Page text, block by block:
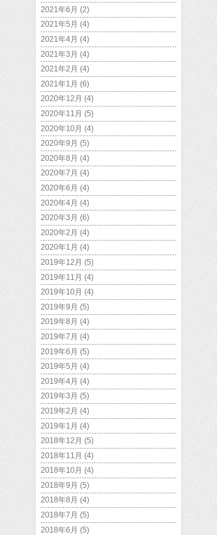
2021年6月 (2)
2021年5月 (4)
2021年4月 (4)
2021年3月 (4)
2021年2月 (4)
2021年1月 (6)
2020年12月 (4)
2020年11月 (5)
2020年10月 (4)
2020年9月 (5)
2020年8月 (4)
2020年7月 (4)
2020年6月 (4)
2020年4月 (4)
2020年3月 (6)
2020年2月 (4)
2020年1月 (4)
2019年12月 (5)
2019年11月 (4)
2019年10月 (4)
2019年9月 (5)
2019年8月 (4)
2019年7月 (4)
2019年6月 (5)
2019年5月 (4)
2019年4月 (4)
2019年3月 (5)
2019年2月 (4)
2019年1月 (4)
2018年12月 (5)
2018年11月 (4)
2018年10月 (4)
2018年9月 (5)
2018年8月 (4)
2018年7月 (5)
2018年6月 (5)